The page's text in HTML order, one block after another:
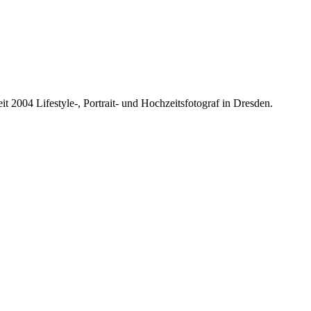
2004 Lifestyle-, Portrait- und Hochzeitsfotograf in Dresden.